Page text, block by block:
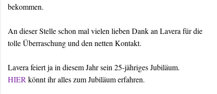
bekommen.
An dieser Stelle schon mal vielen lieben Dank an Lavera für die
tolle Überraschung und den netten Kontakt.
Lavera feiert ja in diesem Jahr sein 25-jähriges Jubiläum.
HIER könnt ihr alles zum Jubiläum erfahren.